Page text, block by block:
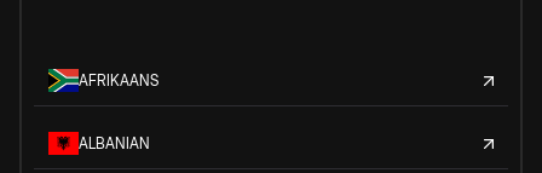
AFRIKAANS
ALBANIAN